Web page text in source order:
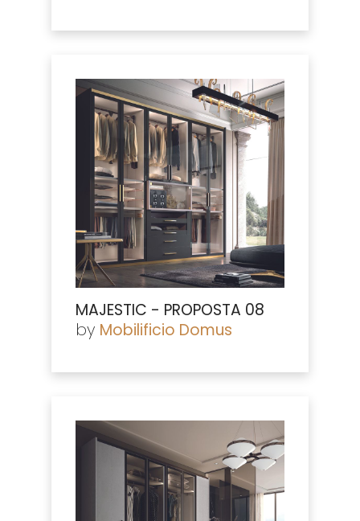
MAJESTIC - PROPOSTA 08
by Mobilificio Domus